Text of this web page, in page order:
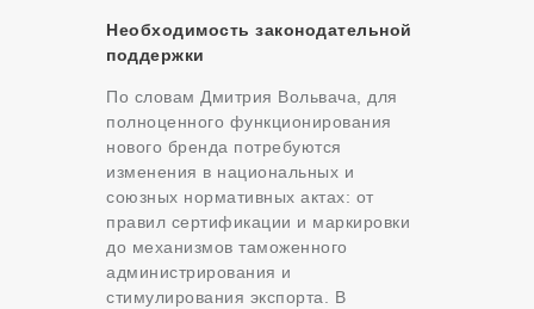
Необходимость законодательной
поддержки
По словам Дмитрия Вольвача, для
полноценного функционирования
нового бренда потребуются
изменения в национальных и
союзных нормативных актах: от
правил сертификации и маркировки
до механизмов таможенного
администрирования и
стимулирования экспорта. В